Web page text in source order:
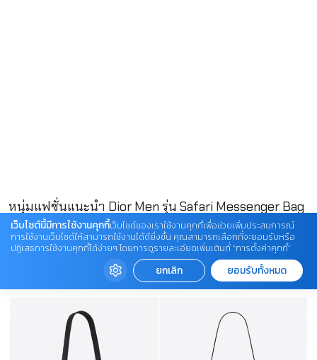
หนุ่มแฟชั่นแนะนำ Dior Men รุ่น Safari Messenger Bag
06.กระเป๋า Saint Laurent
เว็บไซต์นี้มีการใช้งานคุกกี้เว็บไซต์ของเราใช้งานคุกกี้เพื่อช่วยเพิ่มประสบการณ์
การใช้งานเว็บไซต์ให้สามารถใช้งานได้ดียิ่งขึ้น คุณสามารถเลือกที่จะยอมรับหรือ
ปฏิเสธการใช้งานคุกกี้ได้ง่ายๆ โดยการดูรายละเอียดเพิ่มเติมที่ “การตั้งค่าคุกกี้”
ยกเลิก ยอมรับทั้งหมด